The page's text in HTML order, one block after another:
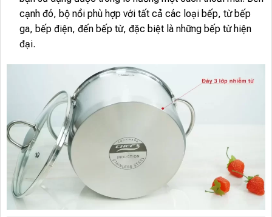
cạnh đó, bộ nồi phù hợp với tất cả các loại bếp, từ bếp
ga, bếp điện, đến bếp từ, đặc biệt là những bếp từ hiện
đại.